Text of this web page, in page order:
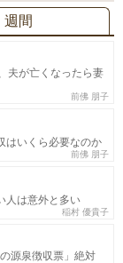
週間
夫が亡くなったら妻
前佛 朋子
はいくら必要なのか
前佛 朋子
人は意外と多い
稲村 優貴子
源泉徴収票」絶対